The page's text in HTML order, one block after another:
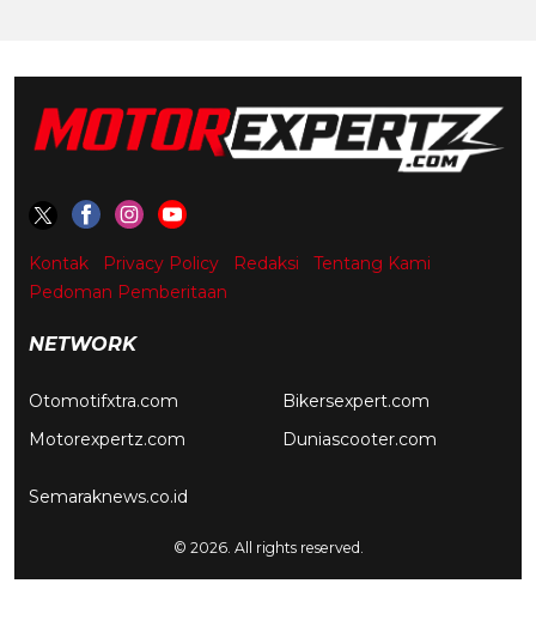
Kontak Privacy Policy Redaksi
Tentang Kami
Pedoman Pemberitaan
NETWORK
Otomotifxtra.com
Motorexpertz.com
Bikersexpert.com
Duniascooter.com
Semaraknews.co.id
© 2026. All rights reserved.